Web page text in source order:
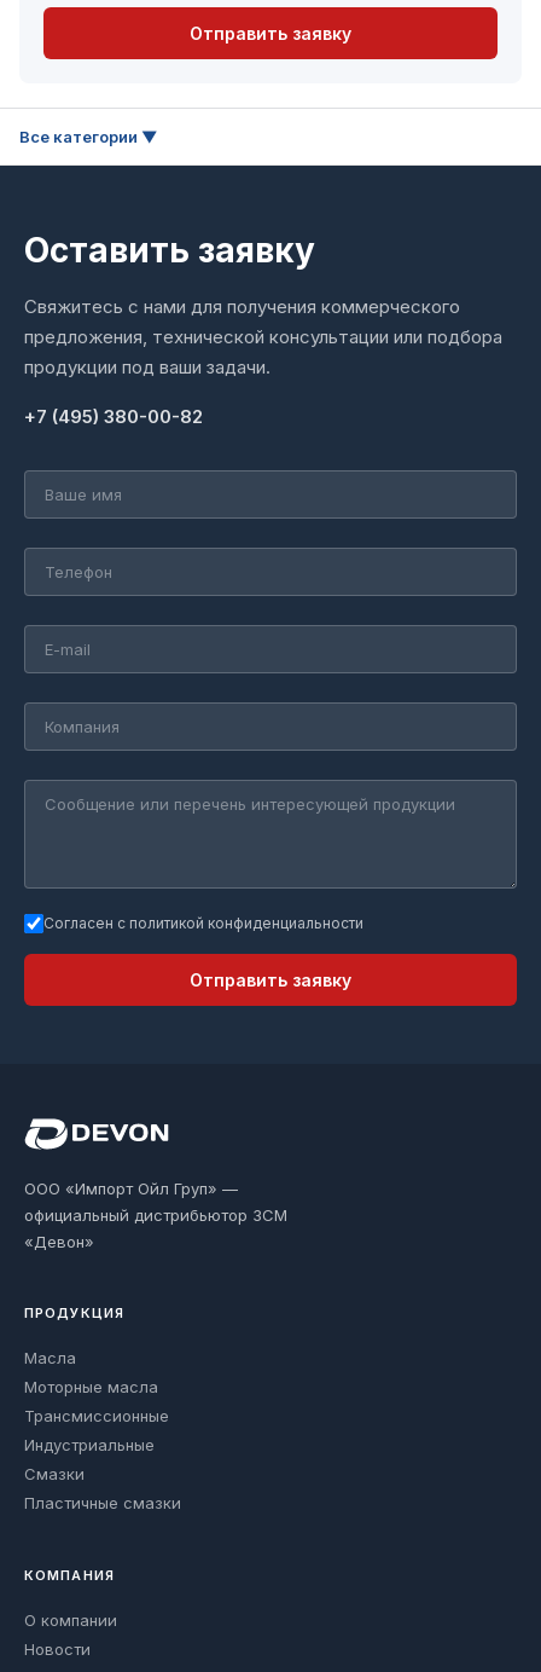
Отправить заявку
Оставить заявку
Свяжитесь с нами для получения коммерческого
предложения, технической консультации или подбора
продукции под ваши задачи.
+7 (495) 380-00-82
Согласен с политикой конфиденциальности
Отправить заявку
ООО «Импорт Ойл Груп» —
официальный дистрибьютор ЗСМ
«Девон»
ПРОДУКЦИЯ
Масла
Моторные масла
Трансмиссионные
Индустриальные
Смазки
Пластичные смазки
КОМПАНИЯ
О компании
Новости